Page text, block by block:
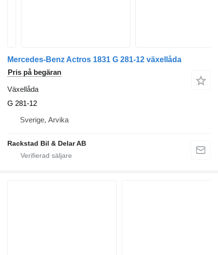
Mercedes-Benz Actros 1831 G 281-12 växellåda
Pris på begäran
Växellåda
G 281-12
Sverige, Arvika
Rackstad Bil & Delar AB